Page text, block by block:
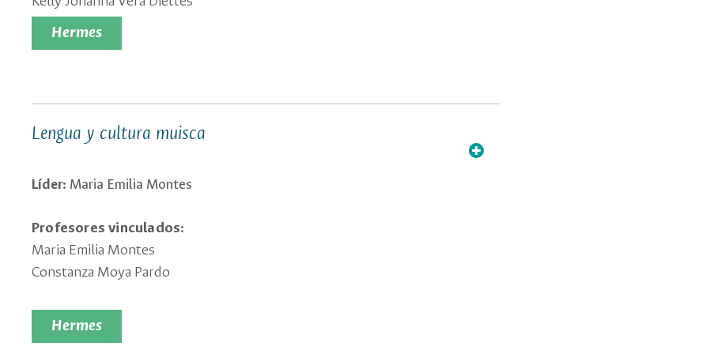
Hermes
Lengua y cultura muisca
Líder: Maria Emilia Montes
Profesores vinculados:
Maria Emilia Montes
Constanza Moya Pardo
Hermes